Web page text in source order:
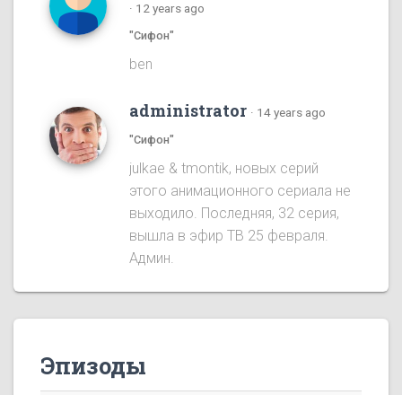
· 12 years ago
"Сифон"
ben
administrator · 14 years ago
"Сифон"
julkae & tmontik, новых серий
этого анимационного сериала не
выходило. Последняя, 32 серия,
вышла в эфир ТВ 25 февраля.
Админ.
Эпизоды